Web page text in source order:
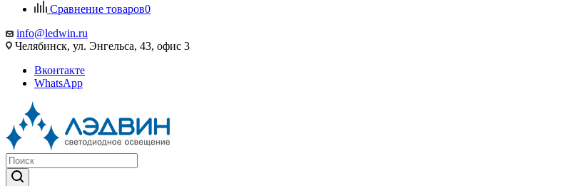
Сравнение товаров0
info@ledwin.ru
Челябинск, ул. Энгельса, 43, офис 3
Вконтакте
WhatsApp